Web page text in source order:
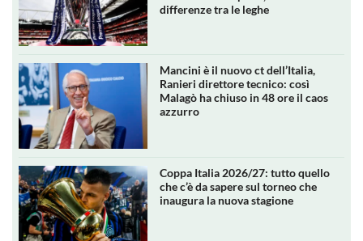
differenze tra le leghe
Mancini è il nuovo ct dell’Italia,
Ranieri direttore tecnico: così
Malagò ha chiuso in 48 ore il caos
azzurro
Coppa Italia 2026/27: tutto quello
che c’è da sapere sul torneo che
inaugura la nuova stagione